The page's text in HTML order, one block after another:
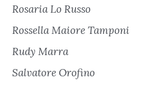
Rosaria Lo Russo
Rossella Maiore Tamponi
Rudy Marra
Salvatore Orofino